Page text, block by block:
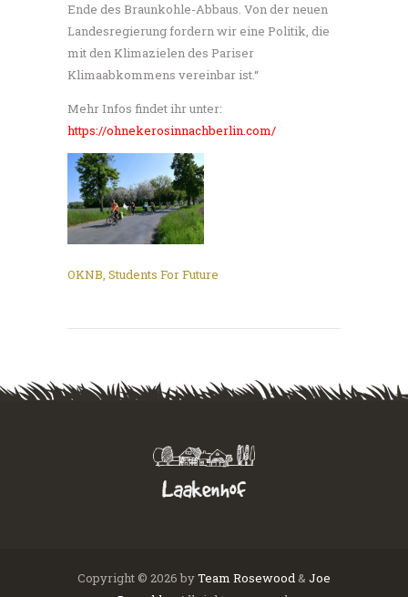
Ende des Braunkohle-Abbaus. Von der neuen
Landesregierung fordern wir eine Politik, die
mit den Klimazielen des Pariser
Klimaabkommens vereinbar ist.“
Mehr Infos findet ihr unter:
https://ohnekerosinnachberlin.com/
OKNB, Students For Future
Copyright © 2026 byTeam Rosewood & Joe